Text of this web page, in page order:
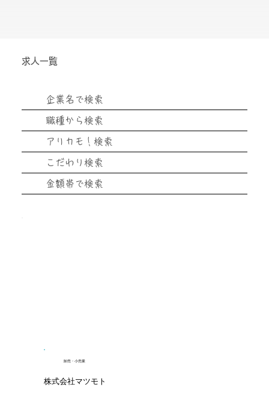
求人一覧
卸売・小売業
株式会社マツモト
企業名で検索
職種から検索
アリカモ！検索
こだわり検索
金額帯で検索